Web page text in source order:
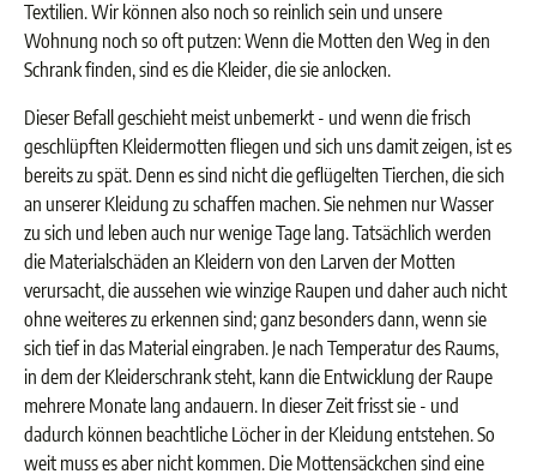
Textilien. Wir können also noch so reinlich sein und unsere
Wohnung noch so oft putzen: Wenn die Motten den Weg in den
Schrank finden, sind es die Kleider, die sie anlocken.
Dieser Befall geschieht meist unbemerkt - und wenn die frisch
geschlüpften Kleidermotten fliegen und sich uns damit zeigen, ist es
bereits zu spät. Denn es sind nicht die geflügelten Tierchen, die sich
an unserer Kleidung zu schaffen machen. Sie nehmen nur Wasser
zu sich und leben auch nur wenige Tage lang. Tatsächlich werden
die Materialschäden an Kleidern von den Larven der Motten
verursacht, die aussehen wie winzige Raupen und daher auch nicht
ohne weiteres zu erkennen sind; ganz besonders dann, wenn sie
sich tief in das Material eingraben. Je nach Temperatur des Raums,
in dem der Kleiderschrank steht, kann die Entwicklung der Raupe
mehrere Monate lang andauern. In dieser Zeit frisst sie - und
dadurch können beachtliche Löcher in der Kleidung entstehen. So
weit muss es aber nicht kommen. Die Mottensäckchen sind eine